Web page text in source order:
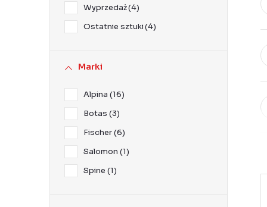
Wyprzedaż 4
Ostatnie sztuki 4
Marki
Alpina 16
Botas 3
Fischer 6
Salomon 1
Spine 1